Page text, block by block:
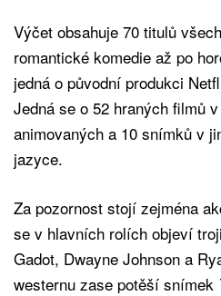
Výčet obsahuje 70 titulů
romantické komedie až po
jedná o původní produkci
Jedná se o 52 hraných filmů
animovaných a 10 snímků v
jazyce.
Za pozornost stojí zejména
se v hlavních rolích objeví
Gadot, Dwayne Johnson a
westernu zase potěší snímek